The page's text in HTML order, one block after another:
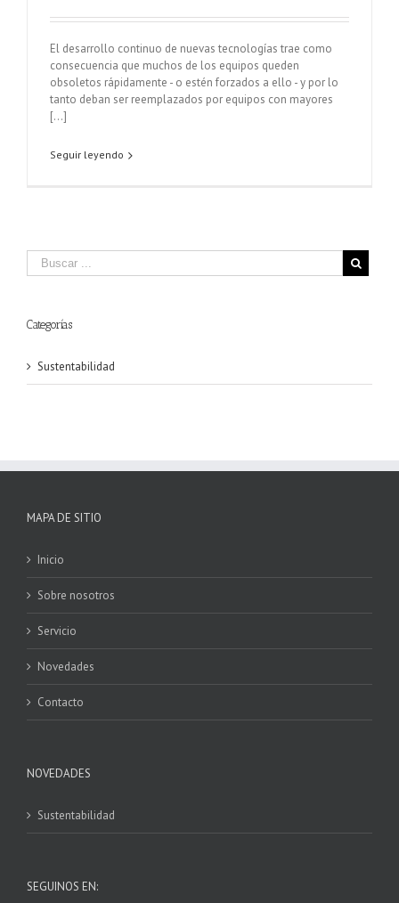
El desarrollo continuo de nuevas tecnologías trae como
consecuencia que muchos de los equipos queden
obsoletos rápidamente - o estén forzados a ello - y por lo
tanto deban ser reemplazados por equipos con mayores
[...]
Seguir leyendo
Categorías
Sustentabilidad
MAPA DE SITIO
Inicio
Sobre nosotros
Servicio
Novedades
Contacto
NOVEDADES
Sustentabilidad
SEGUINOS EN: